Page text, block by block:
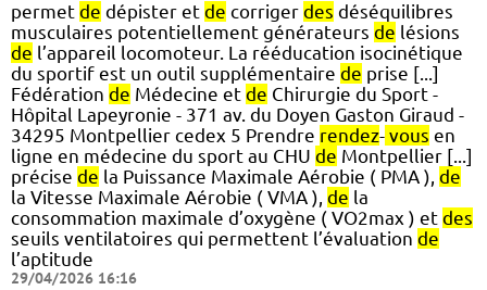
permet de dépister et de corriger des déséquilibres
musculaires potentiellement générateurs de lésions
de l’appareil locomoteur. La rééducation isocinétique
du sportif est un outil supplémentaire de prise [...]
Fédération de Médecine et de Chirurgie du Sport -
Hôpital Lapeyronie - 371 av. du Doyen Gaston Giraud -
34295 Montpellier cedex 5 Prendre rendez- vous en
ligne en médecine du sport au CHU de Montpellier [...]
précise de la Puissance Maximale Aérobie ( PMA ), de
la Vitesse Maximale Aérobie ( VMA ), de la
consommation maximale d’oxygène ( VO2max ) et des
seuils ventilatoires qui permettent l’évaluation de
l’aptitude
29/04/2026 16:16